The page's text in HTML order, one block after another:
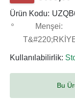
Ürün Kodu:
Menşei:
Kullanılabilirlik:
Bu